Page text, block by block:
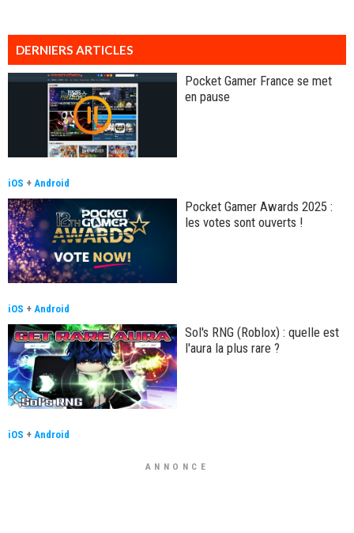
DERNIERS ARTICLES
Pocket Gamer France se met
en pause
iOS + Android
Pocket Gamer Awards 2025 :
les votes sont ouverts !
iOS + Android
Sol's RNG (Roblox) : quelle est
l'aura la plus rare ?
iOS + Android
ANNONCE